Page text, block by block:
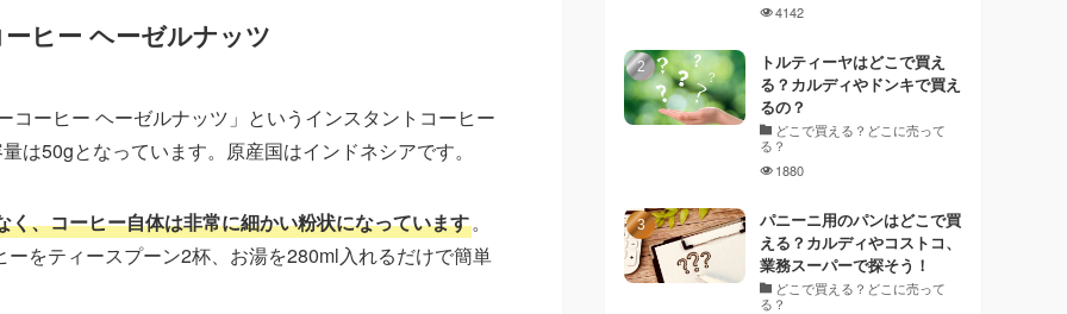
ヒー ヘーゼルナッツ
ーヒー ヘーゼルナッツ」というインスタントコーヒー
は50gとなっています。原産国はインドネシアです。
、コーヒー自体は非常に細かい粉状になっています。
をティースプーン2杯、お湯を280ml入れるだけで簡単
4142
トルティーヤはどこで買え
る？カルディやドンキで買え
るの？
どこで買える？どこに売って
る？
1880
パニーニ用のパンはどこで買
える？カルディやコストコ、
業務スーパーで探そう！
どこで買える？どこに売って
る？